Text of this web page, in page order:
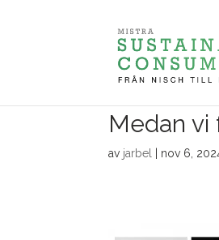
Medan
av jarbel nov 6,